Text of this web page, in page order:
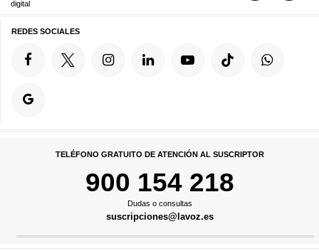
digital
REDES SOCIALES
TELÉFONO GRATUITO DE ATENCIÓN AL SUSCRIPTOR
900 154 218
Dudas o consultas
suscripciones@lavoz.es